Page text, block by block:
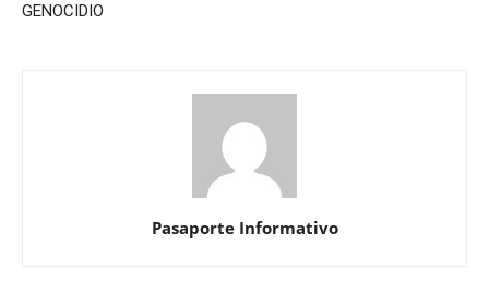
GENOCIDIO
Pasaporte Informativo